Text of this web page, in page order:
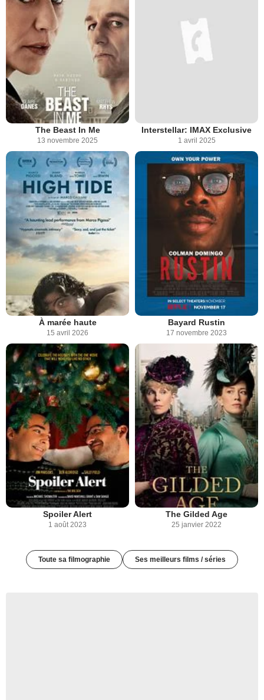
The Beast In Me
13 novembre 2025
Interstellar: IMAX Exclusive
1 avril 2025
À marée haute
15 avril 2026
Bayard Rustin
17 novembre 2023
Spoiler Alert
1 août 2023
The Gilded Age
25 janvier 2022
Toute sa filmographie Ses meilleurs films / séries